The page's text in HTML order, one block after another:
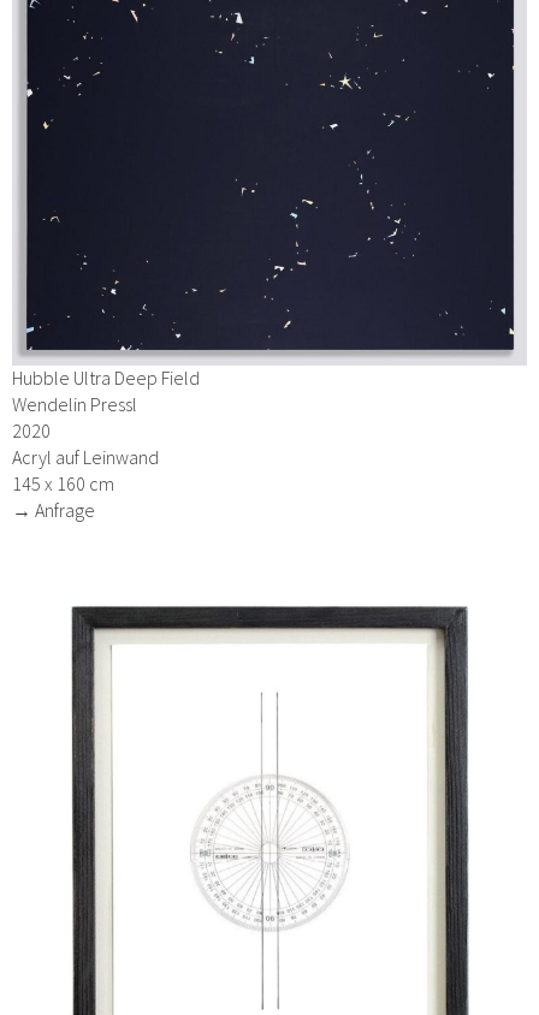
Hubble Ultra Deep Field
Wendelin Pressl
2020
Acryl auf Leinwand
145 x 160 cm
→ Anfrage